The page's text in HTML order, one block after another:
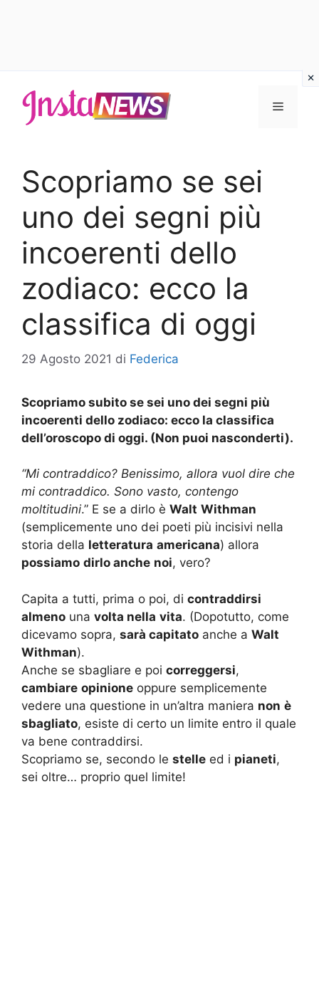
contenuto
Menu
Scopriamo se sei
uno dei segni più
incoerenti dello
zodiaco: ecco la
classifica di oggi
29 Agosto 2021 di Federica
Scopriamo subito se sei uno dei segni più
incoerenti dello zodiaco: ecco la classifica
dell’oroscopo di oggi. (Non puoi nasconderti).
“Mi contraddico? Benissimo, allora vuol dire che
mi contraddico. Sono vasto, contengo
moltitudini.” E se a dirlo è Walt Withman
(semplicemente uno dei poeti più incisivi nella
storia della letteratura americana) allora
possiamo dirlo anche noi, vero?
Capita a tutti, prima o poi, di contraddirsi
almeno una volta nella vita. (Dopotutto, come
dicevamo sopra, sarà capitato anche a Walt
Withman).
Anche se sbagliare e poi correggersi,
cambiare opinione oppure semplicemente
vedere una questione in un’altra maniera non è
sbagliato, esiste di certo un limite entro il quale
va bene contraddirsi.
Scopriamo se, secondo le stelle ed i pianeti,
sei oltre… proprio quel limite!